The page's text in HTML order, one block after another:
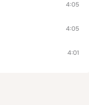
4:05
4:05
4:01